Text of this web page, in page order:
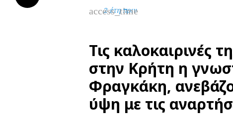
access_time
2 έτη πριν
Τις καλοκαιρινές
στην Κρήτη η
Φραγκάκη,
ύψη με τις